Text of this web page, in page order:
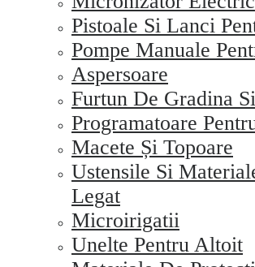
Pistoale Si Lanci
Pompe Manuale
Aspersoare
Furtun De Gradina
Programatoare
Macete Și Topoare
Ustensile Si
Legat
Microirigatii
Unelte Pentru Altoit